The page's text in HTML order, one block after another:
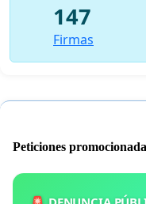
147
Firmas
Peticiones